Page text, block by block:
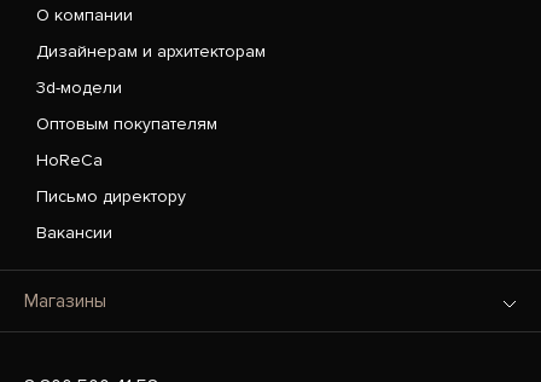
О компании
Дизайнерам и архитекторам
3d-модели
Оптовым покупателям
HoReCa
Письмо директору
Вакансии
Магазины